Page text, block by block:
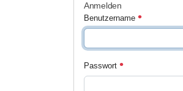
Anmelden
Benutzername
Passwort